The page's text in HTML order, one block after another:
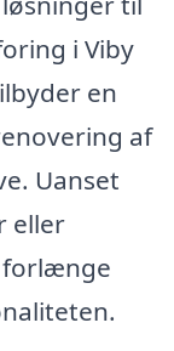
i Viby
en
af
Uanset
eller
forlænge